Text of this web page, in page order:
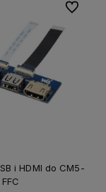
i HDMI do CM5-
Do